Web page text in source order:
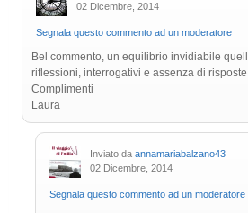
02 Dicembre, 2014
Segnala questo commento ad un moderatore
Bel commento, un equilibrio invidiabile
riflessioni, interrogativi e assenza di
Complimenti
Laura
Inviato da annamariabalzano43
02 Dicembre, 2014
Segnala questo commento ad un moderatore